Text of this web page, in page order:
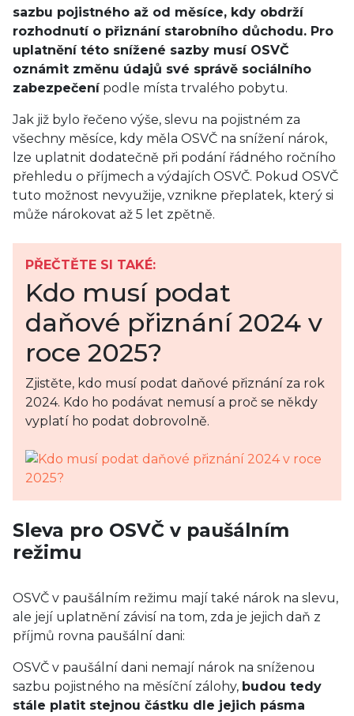
sazbu pojistného až od měsíce, kdy obdrží
rozhodnutí o přiznání starobního důchodu. Pro
uplatnění této snížené sazby musí OSVČ
oznámit změnu údajů své správě sociálního
zabezpečenípodle místa trvalého pobytu.
Jak již bylo řečeno výše, slevu na pojistném za
všechny měsíce, kdy měla OSVČ na snížení nárok,
lze uplatnit dodatečně při podání řádného ročního
přehledu o příjmech a výdajích OSVČ. Pokud OSVČ
tuto možnost nevyužije, vznikne přeplatek, který si
může nárokovat až 5 let zpětně.
PŘEČTĚTE SI TAKÉ:
Kdo musí podat
daňové přiznání 2024 v
roce 2025?
Zjistěte, kdo musí podat daňové přiznání za rok
2024. Kdo ho podávat nemusí a proč se někdy
vyplatí ho podat dobrovolně.
Sleva pro OSVČ v paušálním
režimu
OSVČ v paušálním režimu mají také nárok na slevu,
ale její uplatnění závisí na tom, zda je jejich daň z
příjmů rovna paušální dani:
OSVČ v paušální dani nemají nárok na sníženou
sazbu pojistného na měsíční zálohy, budou tedy
stále platit stejnou částku dle jejich pásma